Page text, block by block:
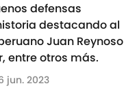
defensas
destacando al
Juan Reynoso
entre otros más.
jun. 2023